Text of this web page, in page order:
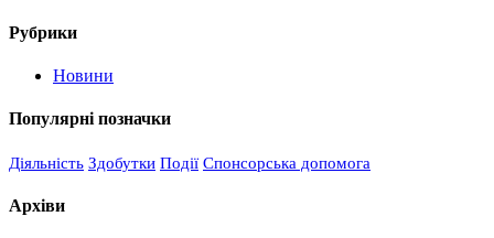
Рубрики
Новини
Популярні позначки
Діяльність Здобутки Події Спонсорська допомога
Архіви